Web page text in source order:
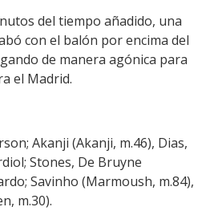
del tiempo añadido, una
con el balón por encima del
de manera agónica para
el Madrid.
Akanji (Akanji, m.46), Dias,
Stones, De Bruyne
Savinho (Marmoush, m.84),
m.30).